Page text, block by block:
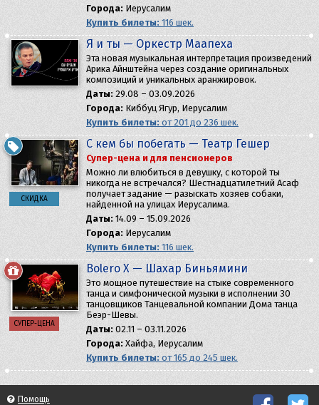
Города: Иерусалим
Купить билеты: 116 шек.
Я и ты — Оркестр Маапеха
Эта новая музыкальная интерпретация произведений
Арика Айнштейна через создание оригинальных
композиций и уникальных аранжировок.
Даты: 29.08 – 03.09.2026
Города: Киббуц Ягур, Иерусалим
Купить билеты: от 201 до 236 шек.
СКИДКА
С кем бы побегать — Театр Гешер
Супер-цена и для пенсионеров
Можно ли влюбиться в девушку, с которой ты
никогда не встречался? Шестнадцатилетний Асаф
получает задание — разыскать хозяев собаки,
найденной на улицах Иерусалима.
Даты: 14.09 – 15.09.2026
Города: Иерусалим
Купить билеты: 116 шек.
СУПЕР-ЦЕНА
Bolero X — Шахар Биньямини
Это мощное путешествие на стыке современного
танца и симфонической музыки в исполнении 30
танцовщиков Танцевальной компании Дома танца
Беэр-Шевы.
Даты: 02.11 – 03.11.2026
Города: Хайфа, Иерусалим
Купить билеты: от 165 до 245 шек.
Помощь